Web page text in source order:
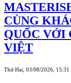
CÙNG
QUỐC VỚI
VIỆT
Thứ Hai, 03/08/2026, 15:31